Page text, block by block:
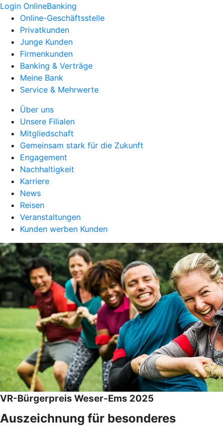
Login OnlineBanking
Online-Geschäftsstelle
Privatkunden
Junge Kunden
Firmenkunden
Banking & Verträge
Meine Bank
Service & Mehrwerte
Über uns
Unsere Filialen
Mitgliedschaft
Gemeinsam stark für die Zukunft
Engagement
Nachhaltigkeit
Karriere
News
Reisen
Veranstaltungen
Kunden werben Kunden
VR-Bürgerpreis Weser-Ems 2025
Auszeichnung für besonderes